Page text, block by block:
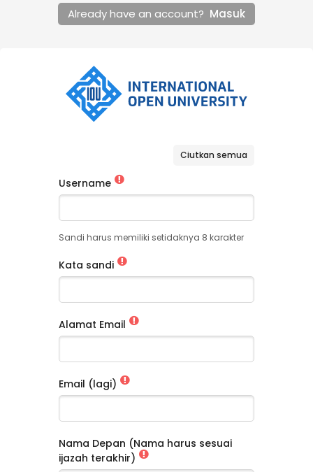
Already have an account? Masuk
Ciutkan semua
Username
Sandi harus memiliki setidaknya 8 karakter
Kata sandi
Alamat Email
Email (lagi)
Nama Depan (Nama harus sesuai
ijazah terakhir)